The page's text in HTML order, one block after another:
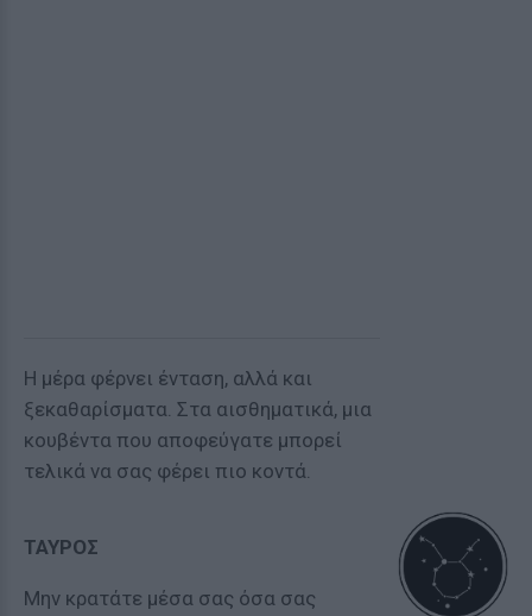
Η μέρα φέρνει ένταση, αλλά και
ξεκαθαρίσματα. Στα αισθηματικά, μια
κουβέντα που αποφεύγατε μπορεί
τελικά να σας φέρει πιο κοντά.
ΤΑΥΡΟΣ
Μην κρατάτε μέσα σας όσα σας